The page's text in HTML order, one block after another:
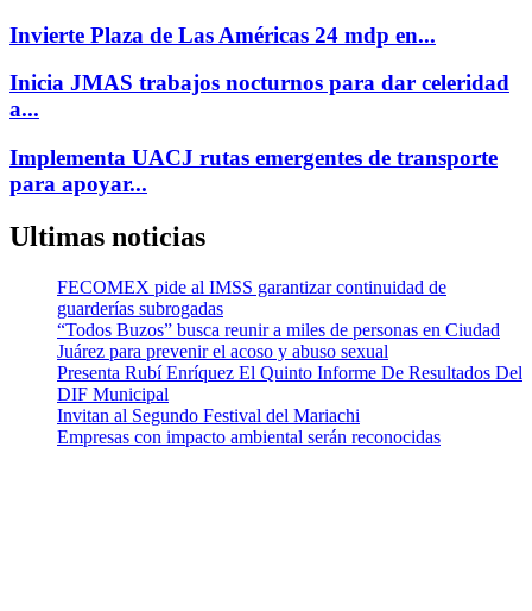
Invierte Plaza de Las Américas 24 mdp en...
Inicia JMAS trabajos nocturnos para dar celeridad
a...
Implementa UACJ rutas emergentes de transporte
para apoyar...
Ultimas noticias
FECOMEX pide al IMSS garantizar continuidad de
guarderías subrogadas
“Todos Buzos” busca reunir a miles de personas en Ciudad
Juárez para prevenir el acoso y abuso sexual
Presenta Rubí Enríquez El Quinto Informe De Resultados Del
DIF Municipal
Invitan al Segundo Festival del Mariachi
Empresas con impacto ambiental serán reconocidas